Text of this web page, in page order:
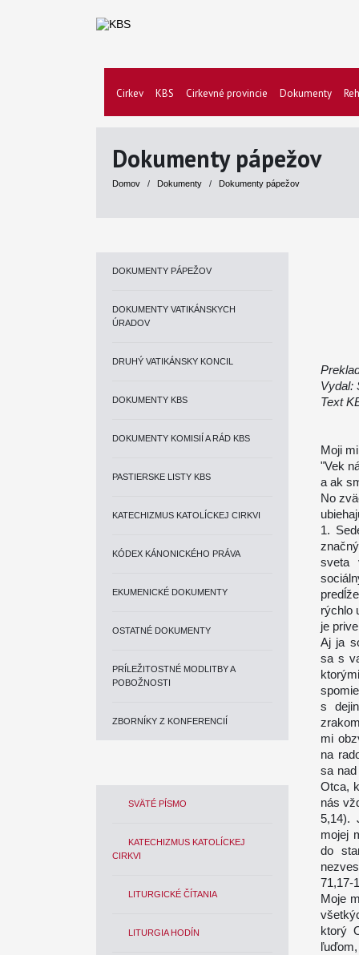
Cirkev KBS Cirkevné provincie Dokumenty
Dokumenty pápežov
Domov / Dokumenty / Dokumenty pápežov
DOKUMENTY PÁPEŽOV
DOKUMENTY VATIKÁNSKYCH
ÚRADOV
DRUHÝ VATIKÁNSKY KONCIL
DOKUMENTY KBS
DOKUMENTY KOMISIÍ A RÁD KBS
PASTIERSKE LISTY KBS
KATECHIZMUS KATOLÍCKEJ CIRKVI
KÓDEX KÁNONICKÉHO PRÁVA
EKUMENICKÉ DOKUMENTY
OSTATNÉ DOKUMENTY
PRÍLEŽITOSTNÉ MODLITBY A
POBOŽNOSTI
ZBORNÍKY Z KONFERENCIÍ
SVÄTÉ PÍSMO
KATECHIZMUS KATOLÍCKEJ
CIRKVI
LITURGICKÉ ČÍTANIA
LITURGIA HODÍN
Vydal:
Text
Moji
"Vek
a ak
No
1.
sveta
rýchlo
je
Aj ja
sa s
s
mi
na
sa
Otca,
nás
5,14).
mojej
do
71,17-
Moje
ktorý